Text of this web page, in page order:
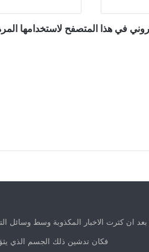
في هذا المتصفح لاستخدامها
ان كثرت الاخبار المكذوبة وسط وسائل
فكان تدشين ذلك الجسم الذي يثق